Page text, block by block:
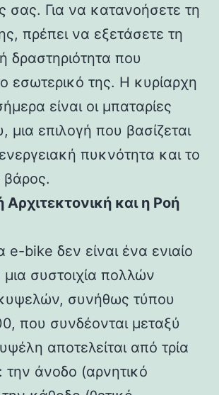
σας. Για να κατανοήσετε τη
πρέπει να εξετάσετε τη
δραστηριότητα που
εσωτερικό της. Η κυρίαρχη
είναι οι μπαταρίες
μια επιλογή που βασίζεται
πυκνότητα και το
και η Ροή
e-bike δεν είναι ένα ενιαίο
συστοιχία πολλών
συνήθως τύπου
που συνδέονται μεταξύ
αποτελείται από τρία
την άνοδο (αρνητικό